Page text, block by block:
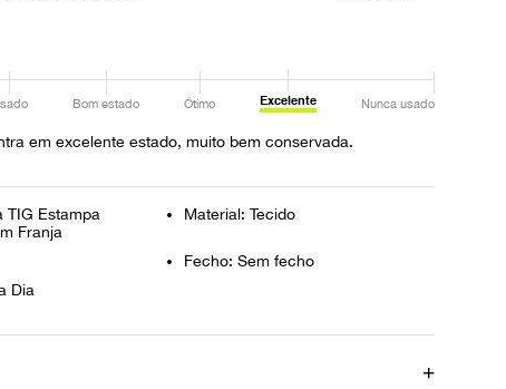
Bom estado Ótimo Excelente Nunca usado
em excelente estado, muito bem conservada.
TIG Estampa
Franja
Material: Tecido
Fecho: Sem fecho
Dia